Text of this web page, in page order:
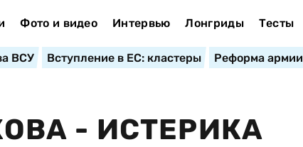
Фото и видео Интервью Лонгриды Тесты
ВСУ Вступление в ЕС: кластеры Реформа армии
- ИСТЕРИКА